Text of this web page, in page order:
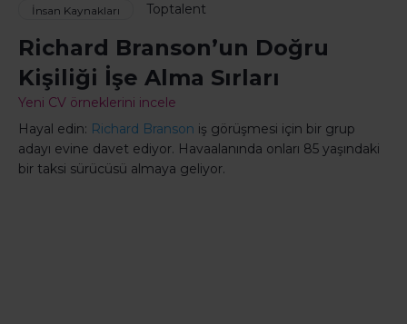
İnsan Kaynakları Toptalent
Richard Branson’un Doğru
Kişiliği İşe Alma Sırları
Yeni CV örneklerini incele
Hayal edin: Richard Branson iş görüşmesi için bir grup
adayı evine davet ediyor. Havaalanında onları 85 yaşındaki
bir taksi sürücüsü almaya geliyor.